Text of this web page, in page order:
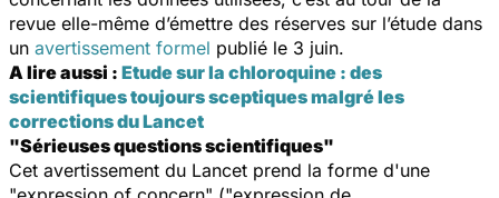
revue elle-même d’émettre des réserves sur l’étude dans
un avertissement formel publié le 3 juin.
A lire aussi : Etude sur la chloroquine : des
scientifiques toujours sceptiques malgré les
corrections du Lancet
"Sérieuses questions scientifiques"
Cet avertissement du Lancet prend la forme d'une